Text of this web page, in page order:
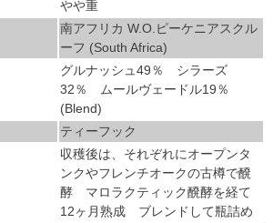
やや重
南アフリカ W.O.ピーケニアスクル
ーフ (South Africa)
グルナッシュ49％ シラーズ
32％ ムールヴェードル19％
(Blend)
ティーフック
収穫後は、それぞれにオープンタ
ンクやフレンチオークの古樽で醗
酵 マロラクティック醗酵を経て
12ヶ月熟成 ブレンドして瓶詰め